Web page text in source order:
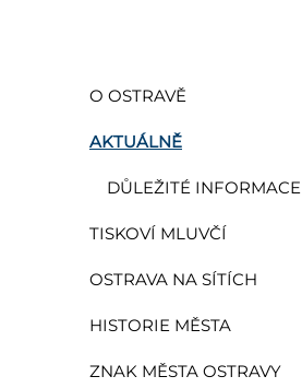
O OSTRAVĚ
AKTUÁLNĚ
DŮLEŽITÉ INFORMACE
TISKOVÍ MLUVČÍ
OSTRAVA NA SÍTÍCH
HISTORIE MĚSTA
ZNAK MĚSTA OSTRAVY